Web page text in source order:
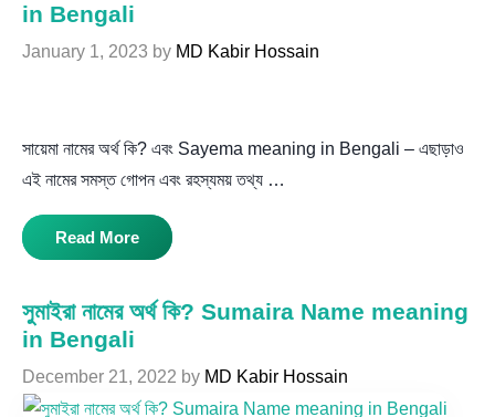
in Bengali
January 1, 2023 by MD Kabir Hossain
সায়েমা নামের অর্থ কি? এবং Sayema meaning in Bengali – এছাড়াও
এই নামের সমস্ত গোপন এবং রহস্যময় তথ্য …
Read More
সুমাইরা নামের অর্থ কি? Sumaira Name meaning
in Bengali
December 21, 2022 by MD Kabir Hossain